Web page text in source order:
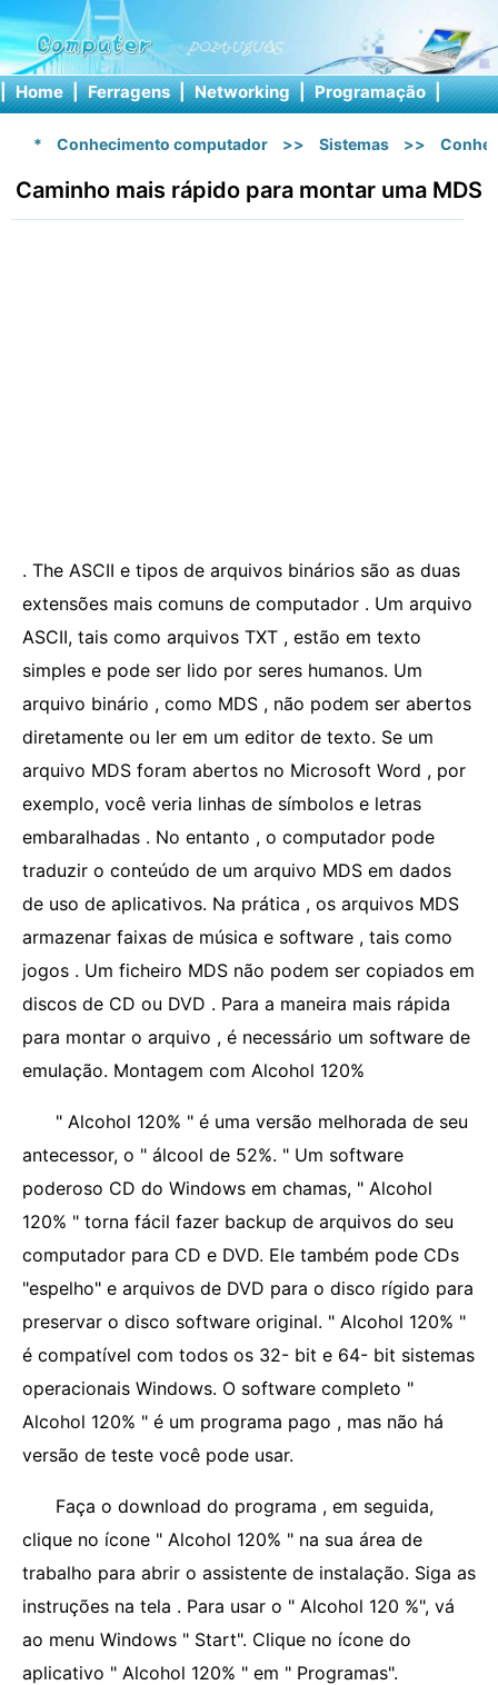
| Home | Ferragens | Networking | Programação |
* Conhecimento computador >> Sistemas >>
Caminho mais rápido para montar uma MDS
. The ASCII e tipos de arquivos binários são as duas
extensões mais comuns de computador . Um arquivo
ASCII, tais como arquivos TXT , estão em texto
simples e pode ser lido por seres humanos. Um
arquivo binário , como MDS , não podem ser abertos
diretamente ou ler em um editor de texto. Se um
arquivo MDS foram abertos no Microsoft Word , por
exemplo, você veria linhas de símbolos e letras
embaralhadas . No entanto , o computador pode
traduzir o conteúdo de um arquivo MDS em dados
de uso de aplicativos. Na prática , os arquivos MDS
armazenar faixas de música e software , tais como
jogos . Um ficheiro MDS não podem ser copiados em
discos de CD ou DVD . Para a maneira mais rápida
para montar o arquivo , é necessário um software de
emulação. Montagem com Alcohol 120%
" Alcohol 120% " é uma versão melhorada de seu
antecessor, o " álcool de 52%. " Um software
poderoso CD do Windows em chamas, " Alcohol
120% " torna fácil fazer backup de arquivos do seu
computador para CD e DVD. Ele também pode CDs
"espelho" e arquivos de DVD para o disco rígido para
preservar o disco software original. " Alcohol 120% "
é compatível com todos os 32- bit e 64- bit sistemas
operacionais Windows. O software completo "
Alcohol 120% " é um programa pago , mas não há
versão de teste você pode usar.
Faça o download do programa , em seguida,
clique no ícone " Alcohol 120% " na sua área de
trabalho para abrir o assistente de instalação. Siga as
instruções na tela . Para usar o " Alcohol 120 %", vá
ao menu Windows " Start". Clique no ícone do
aplicativo " Alcohol 120% " em " Programas".